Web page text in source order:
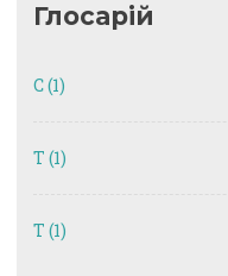
Глосарій
C(1)
T (1)
Т (1)